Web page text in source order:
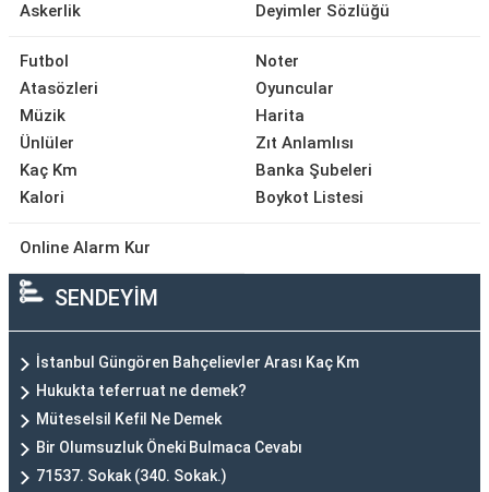
Askerlik
Deyimler Sözlüğü
Futbol
Atasözleri
Müzik
Ünlüler
Kaç Km
Kalori
Noter
Oyuncular
Harita
Zıt Anlamlısı
Banka Şubeleri
Boykot Listesi
Online Alarm Kur
SENDEYİM
İstanbul Güngören Bahçelievler Arası Kaç Km
Hukukta teferruat ne demek?
Müteselsil Kefil Ne Demek
Bir Olumsuzluk Öneki Bulmaca Cevabı
71537. Sokak (340. Sokak.)